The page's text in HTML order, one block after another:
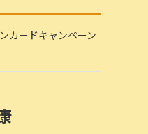
カードキャンペーン